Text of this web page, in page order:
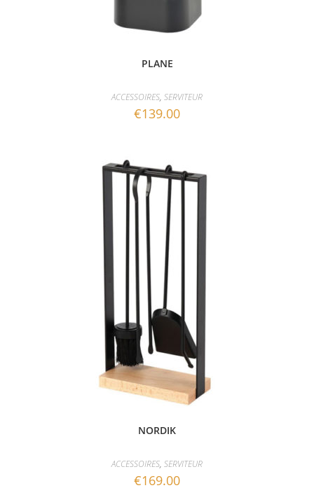
PLANE
ACCESSOIRES, SERVITEUR
€139.00
NORDIK
ACCESSOIRES, SERVITEUR
€169.00